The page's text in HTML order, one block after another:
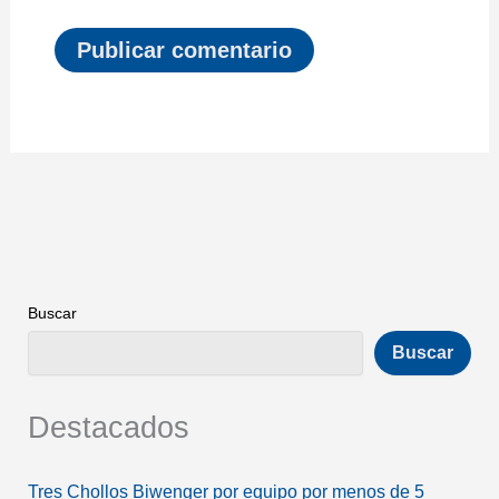
Buscar
Buscar
Destacados
Tres Chollos Biwenger por equipo por menos de 5